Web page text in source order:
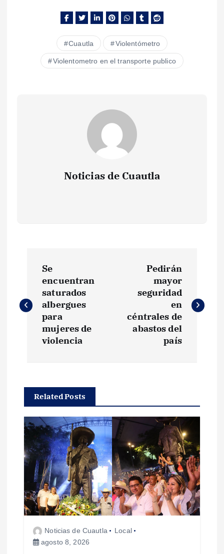
Cuautla Violentómetro
Violentometro en el transporte publico
Noticias de Cuautla
v
a
c
ó
n
d
Se
encuentran
saturados
albergues
para
mujeres de
violencia
Pedirán
mayor
seguridad
en
céntrales de
abastos del
país
Related Posts
Noticias de Cuautla
Local
agosto 8, 2026